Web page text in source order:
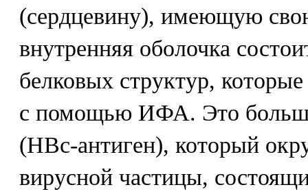
(сердцевину), имеющую
внутренняя оболочка
белковых структур,
с помощью ИФА. Это
(НВс-антиген), который
вирусной частицы,